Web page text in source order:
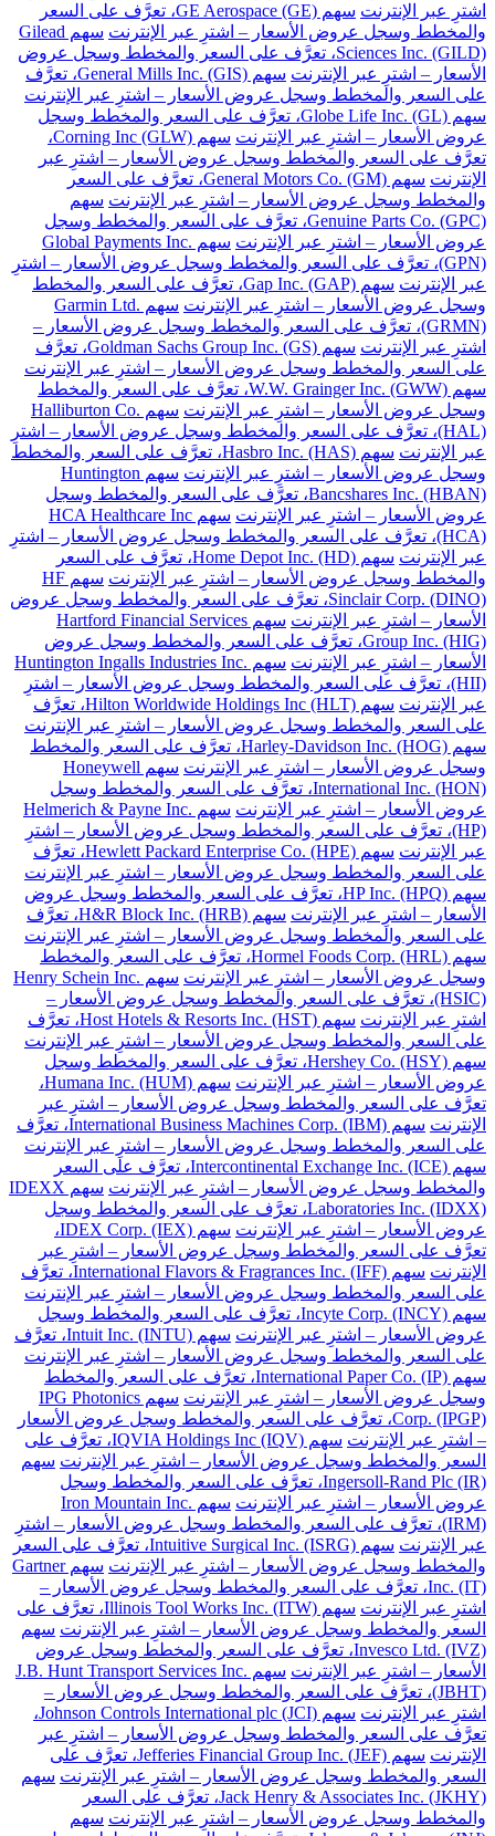
اشترِ عبر الإنترنت
سهم GE Aerospace (GE)، تعرَّف على السعر
والمخطط وسجل عروض الأسعار – اشترِ عبر الإنترنت
سهم Gilead
Sciences Inc. (GILD)، تعرَّف على السعر والمخطط وسجل عروض
الأسعار – اشترِ عبر الإنترنت
سهم General Mills Inc. (GIS)، تعرَّف
على السعر والمخطط وسجل عروض الأسعار – اشترِ عبر الإنترنت
سهم Globe Life Inc. (GL)، تعرَّف على السعر والمخطط وسجل
عروض الأسعار – اشترِ عبر الإنترنت
سهم Corning Inc (GLW)،
تعرَّف على السعر والمخطط وسجل عروض الأسعار – اشترِ عبر
الإنترنت
سهم General Motors Co. (GM)، تعرَّف على السعر
والمخطط وسجل عروض الأسعار – اشترِ عبر الإنترنت سهم
Genuine Parts Co. (GPC)، تعرَّف على السعر والمخطط وسجل
عروض الأسعار – اشترِ عبر الإنترنت
سهم Global Payments Inc.
(GPN)، تعرَّف على السعر والمخطط وسجل عروض الأسعار – اشترِ
عبر الإنترنت
سهم Gap Inc. (GAP)، تعرَّف على السعر والمخطط
وسجل عروض الأسعار – اشترِ عبر الإنترنت
سهم Garmin Ltd.
(GRMN)، تعرَّف على السعر والمخطط وسجل عروض الأسعار –
اشترِ عبر الإنترنت
سهم Goldman Sachs Group Inc. (GS)، تعرَّف
على السعر والمخطط وسجل عروض الأسعار – اشترِ عبر الإنترنت
سهم W.W. Grainger Inc. (GWW)، تعرَّف على السعر والمخطط
وسجل عروض الأسعار – اشترِ عبر الإنترنت
سهم Halliburton Co.
(HAL)، تعرَّف على السعر والمخطط وسجل عروض الأسعار – اشترِ
عبر الإنترنت
سهم Hasbro Inc. (HAS)، تعرَّف على السعر والمخطط
وسجل عروض الأسعار – اشترِ عبر الإنترنت
سهم Huntington
Bancshares Inc. (HBAN)، تعرَّف على السعر والمخطط وسجل
عروض الأسعار – اشترِ عبر الإنترنت
سهم HCA Healthcare Inc
(HCA)، تعرَّف على السعر والمخطط وسجل عروض الأسعار – اشترِ
عبر الإنترنت
سهم Home Depot Inc. (HD)، تعرَّف على السعر
والمخطط وسجل عروض الأسعار – اشترِ عبر الإنترنت
سهم HF
Sinclair Corp. (DINO)، تعرَّف على السعر والمخطط وسجل عروض
الأسعار – اشترِ عبر الإنترنت
سهم Hartford Financial Services
Group Inc. (HIG)، تعرَّف على السعر والمخطط وسجل عروض
الأسعار – اشترِ عبر الإنترنت
سهم Huntington Ingalls Industries Inc.
(HII)، تعرَّف على السعر والمخطط وسجل عروض الأسعار – اشترِ
عبر الإنترنت
سهم Hilton Worldwide Holdings Inc (HLT)، تعرَّف
على السعر والمخطط وسجل عروض الأسعار – اشترِ عبر الإنترنت
سهم Harley-Davidson Inc. (HOG)، تعرَّف على السعر والمخطط
وسجل عروض الأسعار – اشترِ عبر الإنترنت
سهم Honeywell
International Inc. (HON)، تعرَّف على السعر والمخطط وسجل
عروض الأسعار – اشترِ عبر الإنترنت
سهم Helmerich & Payne Inc.
(HP)، تعرَّف على السعر والمخطط وسجل عروض الأسعار – اشترِ
عبر الإنترنت
سهم Hewlett Packard Enterprise Co. (HPE)، تعرَّف
على السعر والمخطط وسجل عروض الأسعار – اشترِ عبر الإنترنت
سهم HP Inc. (HPQ)، تعرَّف على السعر والمخطط وسجل عروض
الأسعار – اشترِ عبر الإنترنت
سهم H&R Block Inc. (HRB)، تعرَّف
على السعر والمخطط وسجل عروض الأسعار – اشترِ عبر الإنترنت
سهم Hormel Foods Corp. (HRL)، تعرَّف على السعر والمخطط
وسجل عروض الأسعار – اشترِ عبر الإنترنت
سهم Henry Schein Inc.
(HSIC)، تعرَّف على السعر والمخطط وسجل عروض الأسعار –
اشترِ عبر الإنترنت
سهم Host Hotels & Resorts Inc. (HST)، تعرَّف
على السعر والمخطط وسجل عروض الأسعار – اشترِ عبر الإنترنت
سهم Hershey Co. (HSY)، تعرَّف على السعر والمخطط وسجل
عروض الأسعار – اشترِ عبر الإنترنت
سهم Humana Inc. (HUM)،
تعرَّف على السعر والمخطط وسجل عروض الأسعار – اشترِ عبر
الإنترنت
سهم International Business Machines Corp. (IBM)، تعرَّف
على السعر والمخطط وسجل عروض الأسعار – اشترِ عبر الإنترنت
سهم Intercontinental Exchange Inc. (ICE)، تعرَّف على السعر
والمخطط وسجل عروض الأسعار – اشترِ عبر الإنترنت
سهم IDEXX
Laboratories Inc. (IDXX)، تعرَّف على السعر والمخطط وسجل
عروض الأسعار – اشترِ عبر الإنترنت
سهم IDEX Corp. (IEX)،
تعرَّف على السعر والمخطط وسجل عروض الأسعار – اشترِ عبر
الإنترنت
سهم International Flavors & Fragrances Inc. (IFF)، تعرَّف
على السعر والمخطط وسجل عروض الأسعار – اشترِ عبر الإنترنت
سهم Incyte Corp. (INCY)، تعرَّف على السعر والمخطط وسجل
عروض الأسعار – اشترِ عبر الإنترنت
سهم Intuit Inc. (INTU)، تعرَّف
على السعر والمخطط وسجل عروض الأسعار – اشترِ عبر الإنترنت
سهم International Paper Co. (IP)، تعرَّف على السعر والمخطط
وسجل عروض الأسعار – اشترِ عبر الإنترنت
سهم IPG Photonics
Corp. (IPGP)، تعرَّف على السعر والمخطط وسجل عروض الأسعار
– اشترِ عبر الإنترنت
سهم IQVIA Holdings Inc (IQV)، تعرَّف على
السعر والمخطط وسجل عروض الأسعار – اشترِ عبر الإنترنت سهم
Ingersoll-Rand Plc (IR)، تعرَّف على السعر والمخطط وسجل
عروض الأسعار – اشترِ عبر الإنترنت
سهم Iron Mountain Inc.
(IRM)، تعرَّف على السعر والمخطط وسجل عروض الأسعار – اشترِ
عبر الإنترنت
سهم Intuitive Surgical Inc. (ISRG)، تعرَّف على السعر
والمخطط وسجل عروض الأسعار – اشترِ عبر الإنترنت
سهم Gartner
Inc. (IT)، تعرَّف على السعر والمخطط وسجل عروض الأسعار –
اشترِ عبر الإنترنت
سهم Illinois Tool Works Inc. (ITW)، تعرَّف على
السعر والمخطط وسجل عروض الأسعار – اشترِ عبر الإنترنت سهم
Invesco Ltd. (IVZ)، تعرَّف على السعر والمخطط وسجل عروض
الأسعار – اشترِ عبر الإنترنت
سهم J.B. Hunt Transport Services Inc.
(JBHT)، تعرَّف على السعر والمخطط وسجل عروض الأسعار –
اشترِ عبر الإنترنت
سهم Johnson Controls International plc (JCI)،
تعرَّف على السعر والمخطط وسجل عروض الأسعار – اشترِ عبر
الإنترنت
سهم Jefferies Financial Group Inc. (JEF)، تعرَّف على
السعر والمخطط وسجل عروض الأسعار – اشترِ عبر الإنترنت سهم
Jack Henry & Associates Inc. (JKHY)، تعرَّف على السعر
والمخطط وسجل عروض الأسعار – اشترِ عبر الإنترنت سهم